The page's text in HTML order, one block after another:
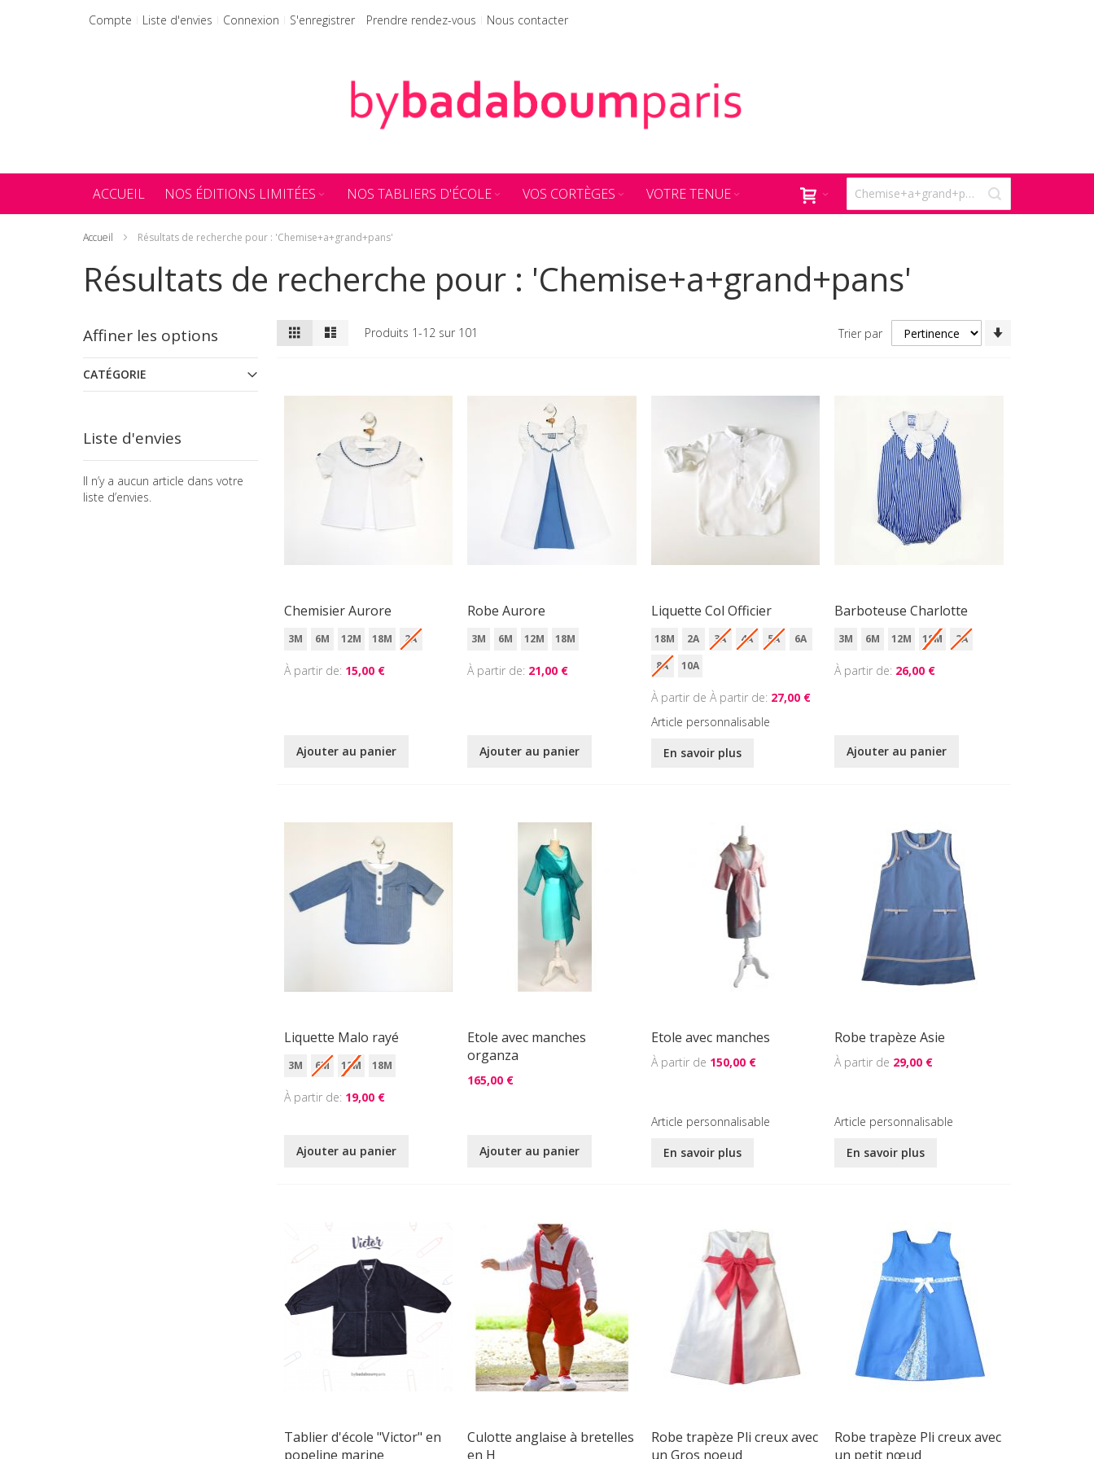
Allez
Compte Liste d'envies Connexion S'enregistrer Prendre rendez-vous Nous contacter
ACCUEIL NOS ÉDITIONS LIMITÉES NOS TABLIERS D'ÉCOLE VOS CORTÈGES VOTRE TENUE
Accueil Résultats de recherche pour : 'Chemise+a+grand+pans'
Résultats de recherche pour : 'Chemise+a+grand+pans'
Afficher
en
Grille Produits 1-12sur 101 Trier par
Chemisier Aurore
3M 6M 12M 18M 2A
À partir de 15,00 €
Ajouter au panier
Robe Aurore
3M 6M 12M 18M
À partir de 21,00 €
Ajouter au panier
Liquette Col Officier
18M 2A 3A 4A 5A
6A
8A
10A
À partir de 27,00 €
Article personnalisable
En savoir plus
Barboteuse Charlotte
3M 6M 12M 18M 2A
À partir de 26,00 €
Ajouter au panier
Liquette Malo rayé
3M 6M 12M 18M
À partir de 19,00 €
Ajouter au panier
Etole avec manches
organza
165,00 €
Ajouter au panier
Etole avec manches
150,00 €
Article personnalisable
En savoir plus
Robe trapèze Asie
29,00 €
Article personnalisable
En savoir plus
Tablier d'école "Victor" en
popeline marine
Culotte anglaise à bretelles
en H
Robe trapèze Pli creux avec
un Gros noeud
Robe trapèze Pli creux avec
un petit nœud
Affiner les options
CATÉGORIE
Liste d'envies
Il n’y a aucun article dans votre
liste d’envies.